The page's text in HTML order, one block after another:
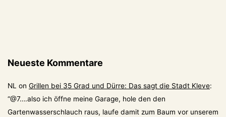
des
Kurhauses
Neueste Kommentare
NL on Grillen bei 35 Grad und Dürre: Das sagt die Stadt Kleve:
“@7….also ich öffne meine Garage, hole den den
Gartenwasserschlauch raus, laufe damit zum Baum vor unserem